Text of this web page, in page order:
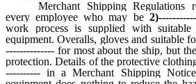
Merchant Shipping Regulations
every employee who may be
work process is supplied with suitable
equipment. Overalls, gloves and suitable
-------------- for most about the ship, but
protection. Details of the protective
---------- in a Merchant Shipping